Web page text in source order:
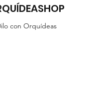
con Orquídeas